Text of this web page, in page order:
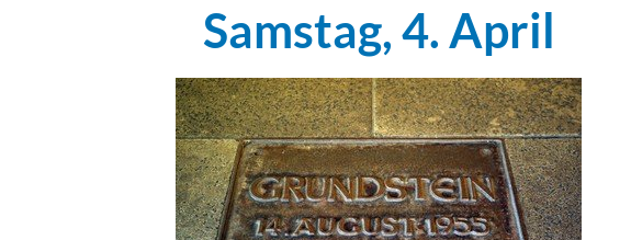
Samstag, 4. April